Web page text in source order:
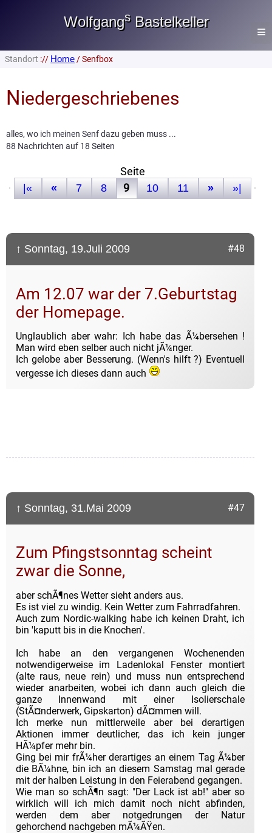
WolfgangsBastelkeller
≡
Datenschutz
Do. 06. Aug. 2026
Standort :// Home/ Senfbox
Niedergeschriebenes
alles, wo ich meinen Senf dazu geben muss ...
88 Nachrichten auf 18 Seiten
Seite
|«
« 7 8 9 10 11 » »|
↑ Sonntag, 19.Juli 2009 #48
Am 12.07 war der 7.Geburtstag
der Homepage.
Unglaublich aber wahr: Ich habe das Ã¼bersehen !
Man wird eben selber auch nicht jÃ¼nger.
Ich gelobe aber Besserung. (Wenn's hilft ?) Eventuell
vergesse ich dieses dann auch
↑ Sonntag, 31.Mai 2009 #47
Zum Pfingstsonntag scheint
zwar die Sonne,
aber schÃ¶nes Wetter sieht anders aus.
Es ist viel zu windig. Kein Wetter zum Fahrradfahren.
Auch zum Nordic-walking habe ich keinen Draht, ich
bin 'kaputt bis in die Knochen'.
Ich habe an den vergangenen Wochenenden
notwendigerweise im Ladenlokal Fenster montiert
(alte raus, neue rein) und muss nun entsprechend
wieder anarbeiten, wobei ich dann auch gleich die
ganze Innenwand mit einer Isolierschale
(StÃ¤nderwerk, Gipskarton) dÃ¤mmen will.
Ich merke nun mittlerweile aber bei derartigen
Aktionen immer deutlicher, das ich kein junger
HÃ¼pfer mehr bin.
Ging bei mir frÃ¼her derartiges an einem Tag Ã¼ber
die BÃ¼hne, bin ich an diesem Samstag mal gerade
mit der halben Leistung in den Feierabend gegangen.
Wie man so schÃ¶n sagt: "Der Lack ist ab!" aber so
wirklich will ich mich damit noch nicht abfinden,
werden dem aber notgedrungen der Natur
gehorchend nachgeben mÃ¼ÃŸen.